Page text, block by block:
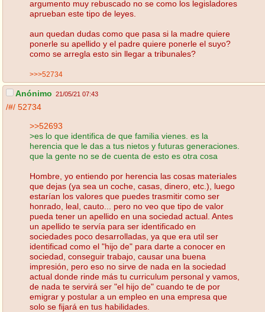
argumento muy rebuscado no se como los legisladores
aprueban este tipo de leyes.
aun quedan dudas como que pasa si la madre quiere
ponerle su apellido y el padre quiere ponerle el suyo?
como se arregla esto sin llegar a tribunales?
>>>52734
Anónimo 21/05/21 07:43
/#/ 52734
>>52693
>es lo que identifica de que familia vienes. es la
herencia que le das a tus nietos y futuras generaciones.
que la gente no se de cuenta de esto es otra cosa
Hombre, yo entiendo por herencia las cosas materiales
que dejas (ya sea un coche, casas, dinero, etc.), luego
estarían los valores que puedes trasmitir como ser
honrado, leal, cauto... pero no veo que tipo de valor
pueda tener un apellido en una sociedad actual. Antes
un apellido te servía para ser identificado en
sociedades poco desarrolladas, ya que era util ser
identificad como el "hijo de" para darte a conocer en
sociedad, conseguir trabajo, causar una buena
impresión, pero eso no sirve de nada en la sociedad
actual donde rinde más tu curriculum personal y vamos,
de nada te servirá ser "el hijo de" cuando te de por
emigrar y postular a un empleo en una empresa que
solo se fijará en tus habilidades.